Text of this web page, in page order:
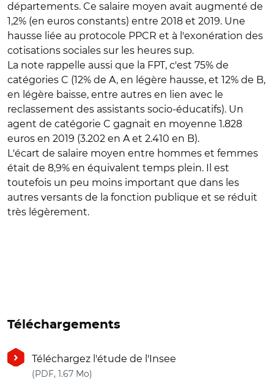
départements. Ce salaire moyen avait augmenté de
1,2% (en euros constants) entre 2018 et 2019. Une
hausse liée au protocole PPCR et à l'exonération des
cotisations sociales sur les heures sup.
La note rappelle aussi que la FPT, c'est 75% de
catégories C (12% de A, en légère hausse, et 12% de B,
en légère baisse, entre autres en lien avec le
reclassement des assistants socio-éducatifs). Un
agent de catégorie C gagnait en moyenne 1.828
euros en 2019 (3.202 en A et 2.410 en B).
L'écart de salaire moyen entre hommes et femmes
était de 8,9% en équivalent temps plein. Il est
toutefois un peu moins important que dans les
autres versants de la fonction publique et se réduit
très légèrement.
Téléchargements
Téléchargez l'étude de l'Insee
(PDF, 1.67 Mo)